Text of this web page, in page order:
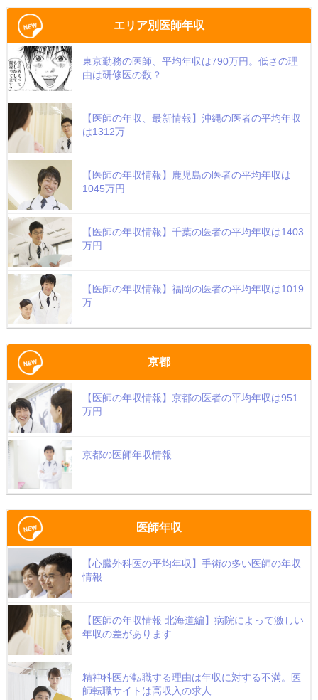
エリア別医師年収
東京勤務の医師、平均年収は790万円。低さの理
由は研修医の数？
【医師の年収、最新情報】沖縄の医者の平均年収
は1312万
【医師の年収情報】鹿児島の医者の平均年収は
1045万円
【医師の年収情報】千葉の医者の平均年収は1403
万円
【医師の年収情報】福岡の医者の平均年収は1019
万
京都
【医師の年収情報】京都の医者の平均年収は951
万円
京都の医師年収情報
医師年収
【心臓外科医の平均年収】手術の多い医師の年収
情報
【医師の年収情報 北海道編】病院によって激しい
年収の差があります
精神科医が転職する理由は年収に対する不満。医
師転職サイトは高収入の求人...